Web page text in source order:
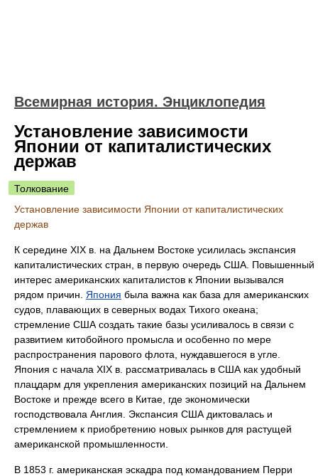
Всемирная история. Энциклопедия
Установление зависимости
Японии от капиталистических
держав
Толкование
Установление зависимости Японии от капиталистических
держав
К середине XIX в. на Дальнем Востоке усилилась экспансия
капиталистических стран, в первую очередь США. Повышенный
интерес американских капиталистов к Японии вызывался
рядом причин. Япония была важна как база для американских
судов, плавающих в северных водах Тихого океана;
стремление США создать такие базы усиливалось в связи с
развитием китобойного промысла и особенно по мере
распространения парового флота, нуждавшегося в угле.
Япония с начала XIX в. рассматривалась в США как удобный
плацдарм для укрепления американских позиций на Дальнем
Востоке и прежде всего в Китае, где экономически
господствовала Англия. Экспансия США диктовалась и
стремлением к приобретению новых рынков для растущей
американской промышленности.
В 1853 г. американская эскадра под командованием Перри